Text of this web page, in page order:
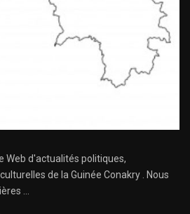
Web d'actualités politiques,
de la Guinée Conakry . Nous
...